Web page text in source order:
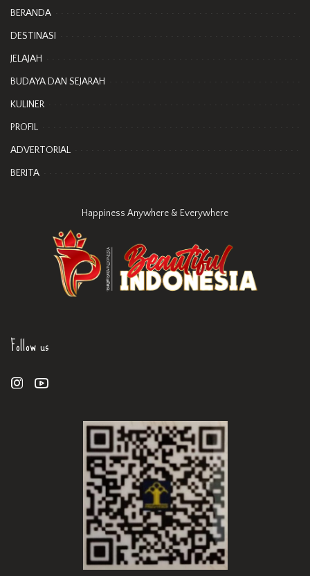
BERANDA
DESTINASI
JELAJAH
BUDAYA DAN SEJARAH
KULINER
PROFIL
ADVERTORIAL
BERITA
Happiness Anywhere & Everywhere
Follow us